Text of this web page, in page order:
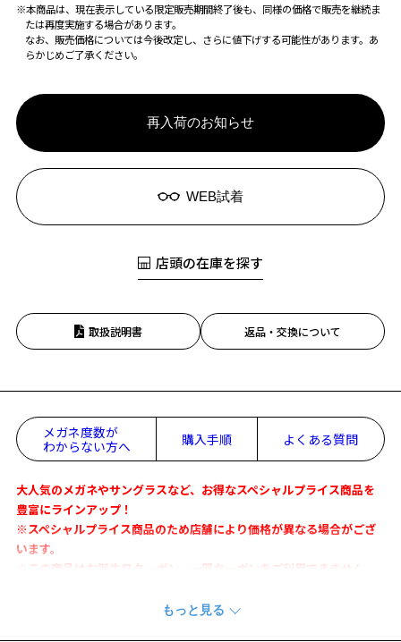
※本商品は、現在表示している限定販売期間終了後も、同様の価格で販売を継続ま
たは再度実施する場合があります。
なお、販売価格については今後改定し、さらに値下げする可能性があります。あ
らかじめご了承ください。
再入荷のお知らせ
WEB試着
店頭の在庫を探す
取扱説明書 返品・交換について
メガネ度数が
わからない方へ
購入手順 よくある質問
大人気のメガネやサングラスなど、お得なスペシャルプライス商品を
豊富にラインアップ！
※スペシャルプライス商品のため店舗により価格が異なる場合がござ
います。
※この商品はお誕生日クーポン、一部クーポンをご利用できません。
Zoffのデザイナーがディレクションするインナーレーベル第4弾